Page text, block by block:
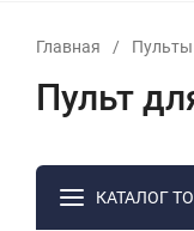
Главная / Пульты
Пульт
КАТАЛОГ